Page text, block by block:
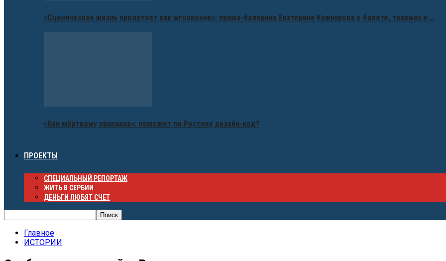
«Сценическая жизнь пролетает как мгновение»: прима-балерина Екатерина Кужнурова о балете, травмах и …
«Как мёртвому припарка»: поможет ли Ростову дизайн-код?
ПРОЕКТЫ
СПЕЦИАЛЬНЫЙ РЕПОРТАЖ
ЖИТЬ В СЕРБИИ
ДЕНЬГИ ЛЮБЯТ СЧЕТ
Главное
ИСТОРИИ